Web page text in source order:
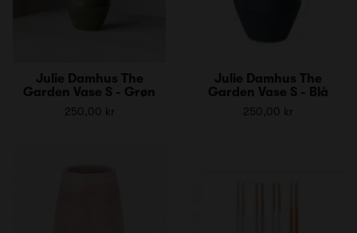
Julie Damhus The
Garden Vase S - Grøn
250,00 kr
Julie Damhus The
Garden Vase S - Blå
250,00 kr